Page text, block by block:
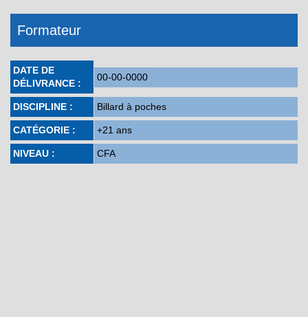
Formateur
DATE DE
DÉLIVRANCE :
00-00-0000
DISCIPLINE : Billard à poches
CATÉGORIE : +21 ans
NIVEAU : CFA